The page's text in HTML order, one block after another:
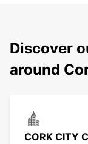
Discover
around
CORK CITY